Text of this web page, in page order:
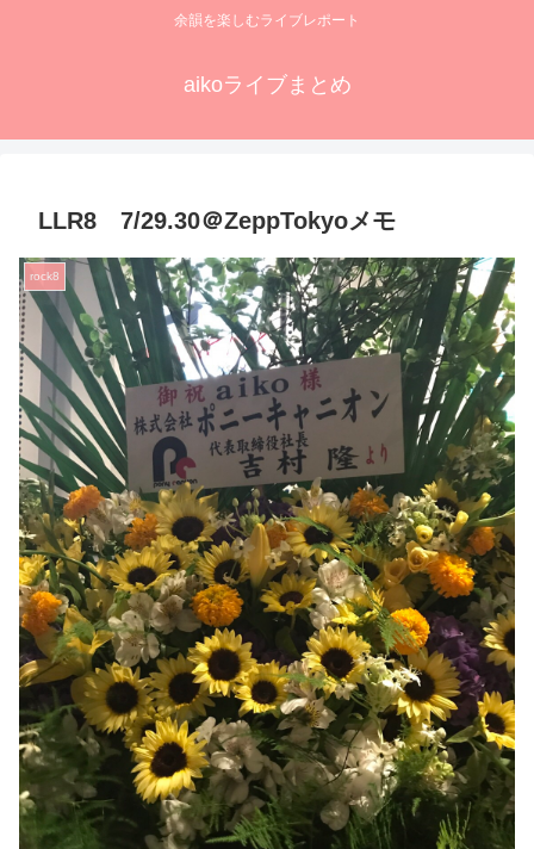
余韻を楽しむライブレポート
aikoライブまとめ
LLR8 7/29.30＠ZeppTokyoメモ
rock8